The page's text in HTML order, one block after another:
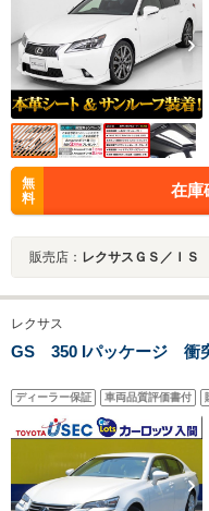
無
料
在庫
販売店： レクサスＧＳ／ＩＳ 専門店
レクサス
GS 350 Iパッケージ 衝
ディーラー保証 車両品質評価書付